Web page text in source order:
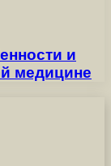
и
медицине